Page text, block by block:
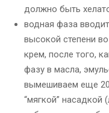
должно быть
водная фаза
высокой степени
крем, после того,
фазу в масла,
вымешиваем еще
“мягкой” насадкой